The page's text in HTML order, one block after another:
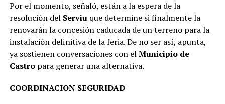
Por el momento, señaló, están a la espera de la
resolución del Serviuque determine si finalmente la
renovarán la concesión caducada de un terreno para la
instalación definitiva de la feria. De no ser así, apunta,
ya sostienen conversaciones con elMunicipio de
Castropara generar una alternativa.
COORDINACION SEGURIDAD